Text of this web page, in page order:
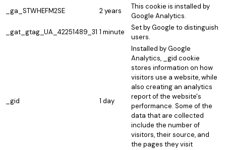
_ga_STWHEFM2SE
2 years
This cookie is installed by
Google Analytics.
_gat_gtag_UA_42251489_31 1 minute
Set by Google to distinguish
users.
_gid 1 day
Installed by Google
Analytics, _gid cookie
stores information on how
visitors use a website, while
also creating an analytics
report of the website's
performance. Some of the
data that are collected
include the number of
visitors, their source, and
the pages they visit